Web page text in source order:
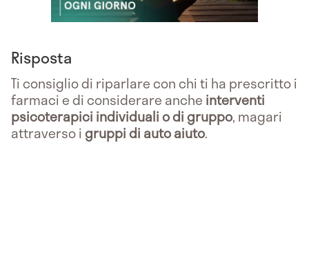
Risposta
Ti consiglio di riparlare con chi ti ha prescritto i
farmaci e di considerare anche interventi
psicoterapici individuali o di gruppo, magari
attraverso igruppi di auto aiuto.